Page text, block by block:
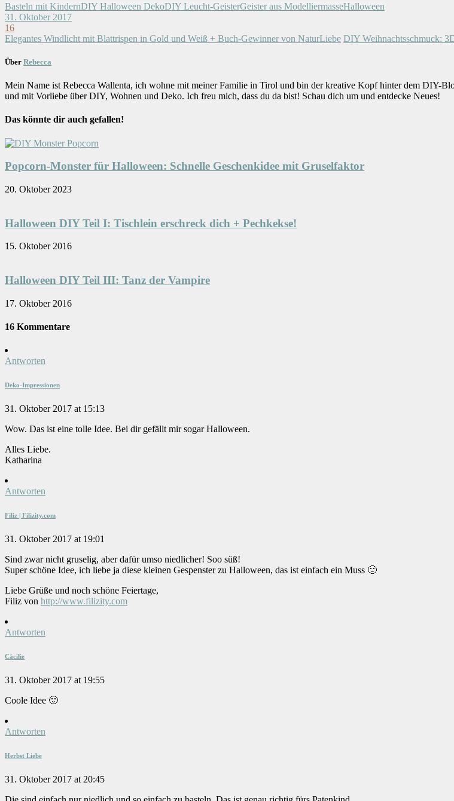
Basteln mit KindernDIY Halloween DekoDIY Leucht-GeisterGeister aus ModelliermasseHalloween
31. Oktober 2017
16
Elegantes Windlicht mit Blattrispen in Gold und Weiß + Buch-Gewinner von NaturLiebe DIY Weihnachtsschmuck:
Über Rebecca
Mein Name ist Rebecca Wallenta, ich wohne mit meiner Familie in Tirol und bin der kreative Kopf hinter dem DIY-
und mit Vorliebe über DIY, Wohnen und Deko. Ich freu mich, dass du da bist! Schau dich um und entdecke Neues!
Das könnte dir auch gefallen!
Popcorn-Monster für Halloween: Schnelle Geschenkidee mit Gruselfaktor
20. Oktober 2023
Halloween DIY Teil I: Tischlein erschreck dich + Pechkekse!
15. Oktober 2016
Halloween DIY Teil III: Tanz der Vampire
17. Oktober 2016
16 Kommentare
Antworten
Deko-Impressionen
31. Oktober 2017 at 15:13
Wow. Das ist eine tolle Idee. Bei dir gefällt mir sogar Halloween.
Alles Liebe.
Katharina
Antworten
Filiz | Filizity.com
31. Oktober 2017 at 19:01
Sind zwar nicht gruselig, aber dafür umso niedlicher! Soo süß!
Super schöne Idee, ich liebe ja diese kleinen Gespenster zu Halloween, das ist einfach ein Muss 🙂
Liebe Grüße und noch schöne Feiertage,
Filiz von http://www.filizity.com
Antworten
Cäcilie
31. Oktober 2017 at 19:55
Coole Idee 🙂
Antworten
Herbst Liebe
31. Oktober 2017 at 20:45